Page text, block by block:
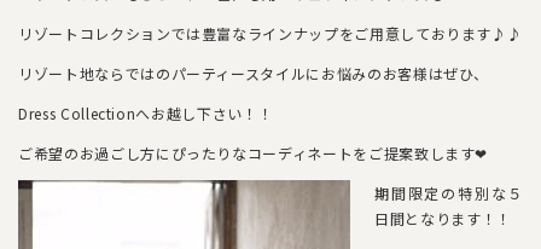
リゾートコレクションでは豊富なラインナップをご用意しております♪♪
リゾート地ならではのパーティースタイルにお悩みのお客様はぜひ、
Dress Collectionへお越し下さい！！
ご希望のお過ごし方にぴったりなコーディネートをご提案致します❤
期間限定の特別な５
日間となります！！